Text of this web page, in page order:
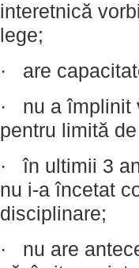
interetnică
lege;
· are
· nu a împlinit
pentru limită
· în ultimii 3
nu i-a încetat
disciplinare;
· nu are